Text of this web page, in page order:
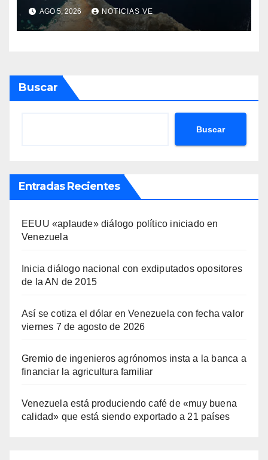
concretarse esta semana
AGO 5, 2026 NOTICIAS VE
Buscar
Buscar
Entradas Recientes
EEUU «aplaude» diálogo político iniciado en
Venezuela
Inicia diálogo nacional con exdiputados opositores
de la AN de 2015
Así se cotiza el dólar en Venezuela con fecha valor
viernes 7 de agosto de 2026
Gremio de ingenieros agrónomos insta a la banca a
financiar la agricultura familiar
Venezuela está produciendo café de «muy buena
calidad» que está siendo exportado a 21 países